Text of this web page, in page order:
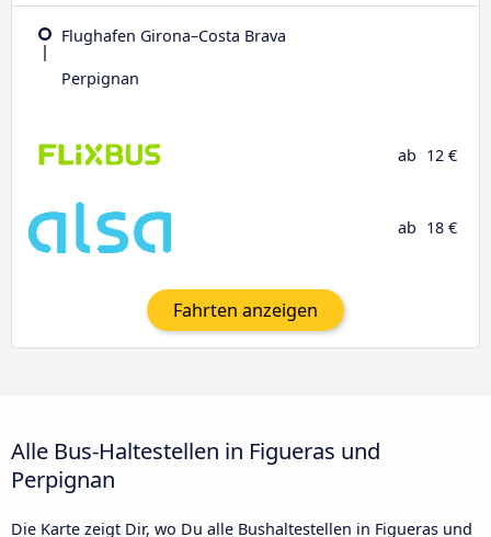
Flughafen Girona–Costa Brava
Perpignan
ab 12 €
ab 18 €
Fahrten anzeigen
Alle Bus-Haltestellen in Figueras und
Perpignan
Die Karte zeigt Dir, wo Du alle Bushaltestellen in Figueras und